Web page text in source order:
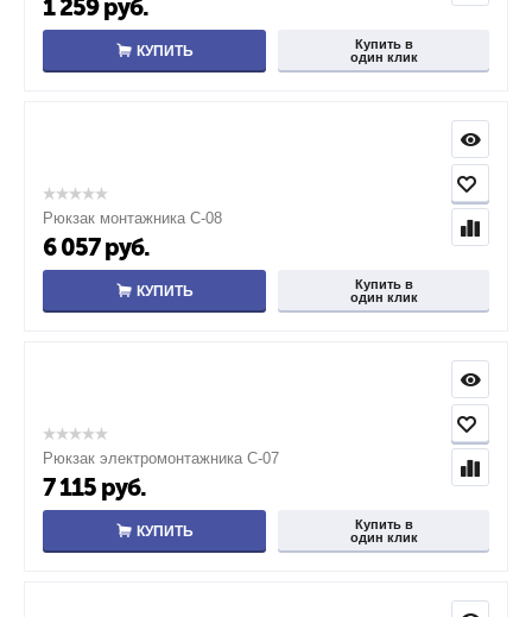
1 259 руб.
КУПИТЬ
Купить в
один клик
Рюкзак монтажника С-08
6 057 руб.
КУПИТЬ
Купить в
один клик
Рюкзак электромонтажника С-07
7 115 руб.
КУПИТЬ
Купить в
один клик